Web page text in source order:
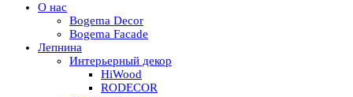
О нас
Bogema Decor
Bogema Facade
Лепнина
Интерьерный декор
HiWood
RODECOR